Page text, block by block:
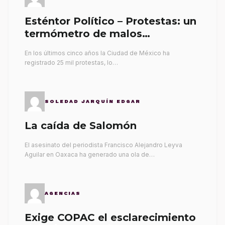
Esténtor Político – Protestas: un
termómetro de malos
En los últimos cinco años la Ciudad de México ha
registrado 25 mil protestas, lo…
SOLEDAD JARQUÍN EDGAR
La caída de Salomón
El asesinato del periodista Francisco Alejandro Leyva
Aguilar en Oaxaca ha generado una ola de…
AGENCIAS
Exige COPAC el esclarecimiento